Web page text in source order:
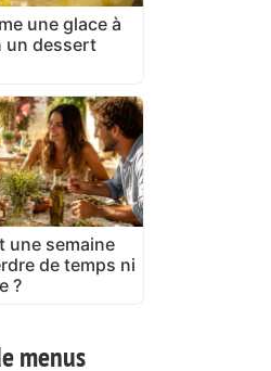
une glace à
un dessert
une semaine
de temps ni
?
menus